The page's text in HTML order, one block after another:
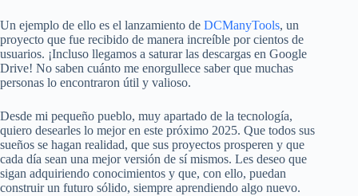
Un ejemplo de ello es el lanzamiento de DCManyTools, un
proyecto que fue recibido de manera increíble por cientos de
usuarios. ¡Incluso llegamos a saturar las descargas en Google
Drive! No saben cuánto me enorgullece saber que muchas
personas lo encontraron útil y valioso.
Desde mi pequeño pueblo, muy apartado de la tecnología,
quiero desearles lo mejor en este próximo 2025. Que todos sus
sueños se hagan realidad, que sus proyectos prosperen y que
cada día sean una mejor versión de sí mismos. Les deseo que
sigan adquiriendo conocimientos y que, con ello, puedan
construir un futuro sólido, siempre aprendiendo algo nuevo.